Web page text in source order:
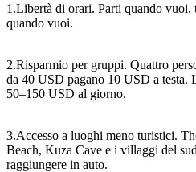
1.Libertà di orari. Parti quando
quando vuoi.
2.Risparmio per gruppi. Quattro
da 40 USD pagano 10 USD a testa.
50–150 USD al giorno.
3.Accesso a luoghi meno turistici.
Beach, Kuza Cave e i villaggi del
raggiungere in auto.